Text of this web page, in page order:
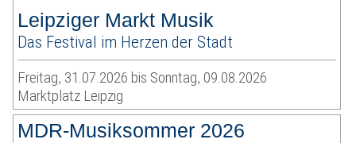
Leipziger Markt Musik
Das Festival im Herzen der Stadt
Freitag, 31.07.2026 bis Sonntag, 09.08.2026
Marktplatz Leipzig
MDR-Musiksommer 2026